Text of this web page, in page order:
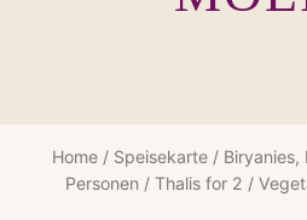
Home/ Speisekarte/ Biryanies,
Personen/ Thalis for 2 /